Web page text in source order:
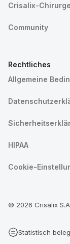
Crisalix-
Community
Rechtliches
Allgemeine
HIPAA
Cookie-
© 2026 Crisalix
Statistisch